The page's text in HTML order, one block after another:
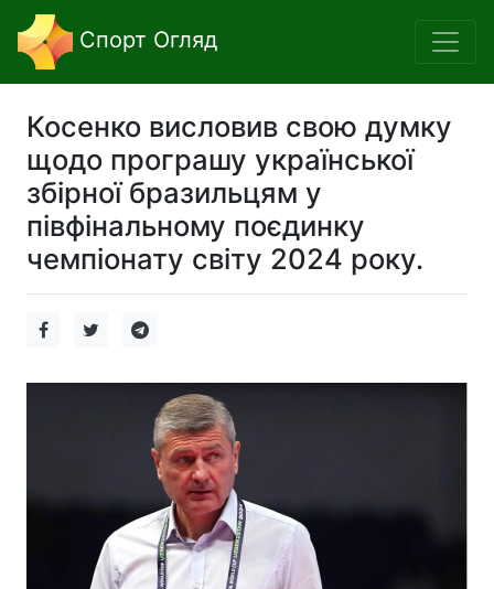
Спорт Огляд
Косенко висловив свою думку
щодо програшу української
збірної бразильцям у
півфінальному поєдинку
чемпіонату світу 2024 року.